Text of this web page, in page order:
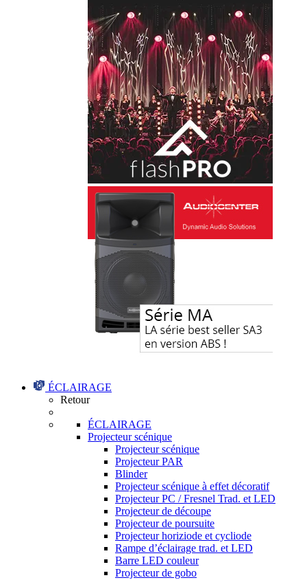
ÉCLAIRAGE
Retour
ÉCLAIRAGE
Projecteur scénique
Projecteur scénique
Projecteur PAR
Blinder
Projecteur scénique à effet décoratif
Projecteur PC / Fresnel Trad. et LED
Projecteur de découpe
Projecteur de poursuite
Projecteur horiziode et cycliode
Rampe d’éclairage trad. et LED
Barre LED couleur
Projecteur de gobo